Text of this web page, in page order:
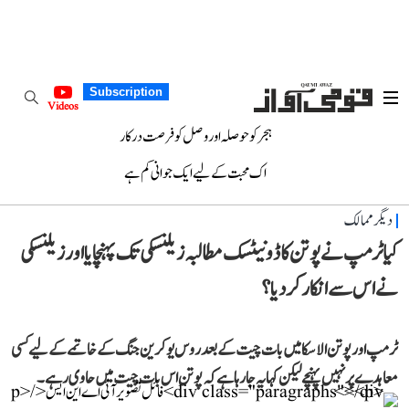
Subscription
Videos
ہجر کو حوصلہ اور وصل کو فرصت درکار
اک محبت کے لیے ایک جوانی کم ہے
دیگر ممالک
کیا ٹرمپ نے پوتن کا ڈونیٹسک مطالبہ زیلنسکی تک پہنچایا اور زیلنسکی
نے اس سے انکار کر دیا؟
ٹرمپ اور پوتن الاسکا میں بات چیت کے بعد روس یوکرین جنگ کے خاتمے کے لیے کسی
معاہدے پر نہیں پہنچے لیکن کہا یہ جا رہا ہے کہ پوتن اس بات چیت میں حاوی رہے۔